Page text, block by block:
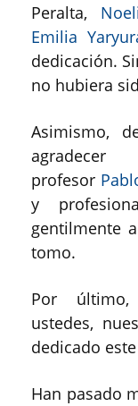
Peralta,
Emilia
dedicación.
no hubiera
Asimismo,
profesor
y
gentilmente
tomo.
Por último,
ustedes,
dedicado
Han pasado